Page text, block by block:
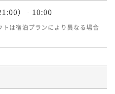
） - 10:00
は宿泊プランにより異なる場合